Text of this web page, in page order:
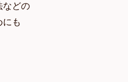
などの
にも